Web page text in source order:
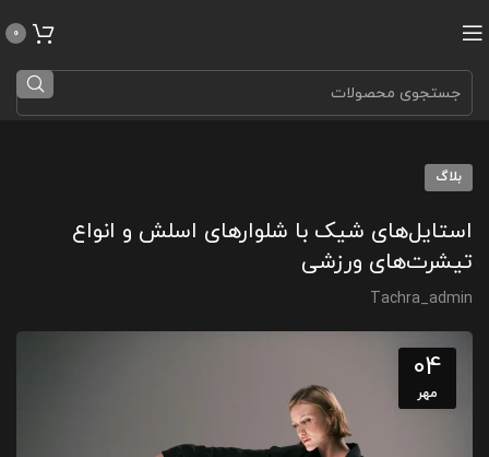
0
بلاگ
استایل‌های شیک با شلوارهای اسلش و انواع
تیشرت‌های ورزشی
Tachra_admin
04
مهر